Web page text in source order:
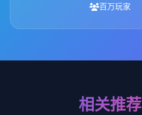
百万玩家
相关推荐